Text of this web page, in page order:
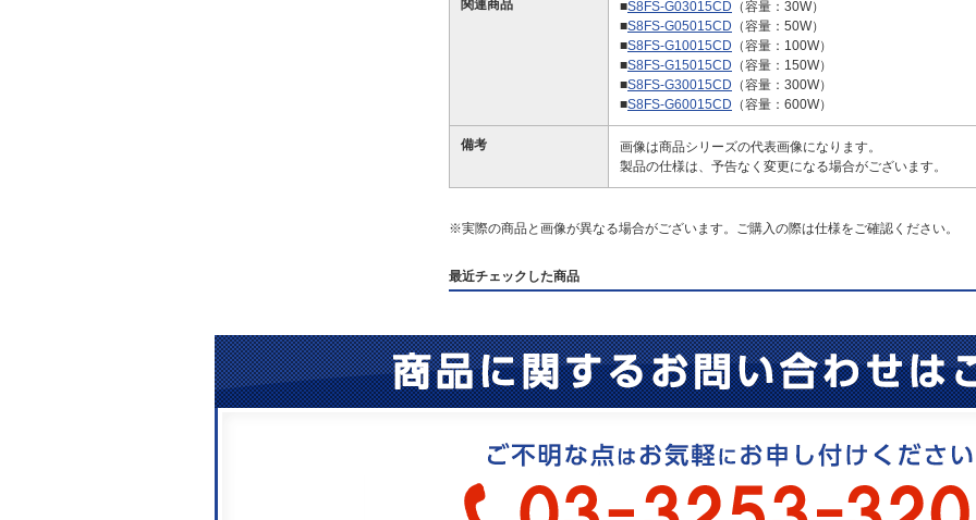
関連商品 ■S8FS-G03015CD （容量：30W）
■S8FS-G05015CD （容量：50W）
■S8FS-G10015CD （容量：100W）
■S8FS-G15015CD （容量：150W）
■S8FS-G30015CD （容量：300W）
■S8FS-G60015CD （容量：600W）
備考
画像は商品シリーズの代表画像になります。
製品の仕様は、予告なく変更になる場合がございます。
※実際の商品と画像が異なる場合がございます。ご購入の際は仕様をご確認ください。
最近チェックした商品